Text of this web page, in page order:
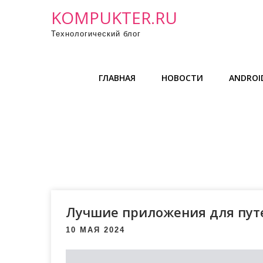
KOMPUKTER.RU
Технологический блог
ГЛАВНАЯ НОВОСТИ
Лучшие приложения для
10 МАЯ 2024